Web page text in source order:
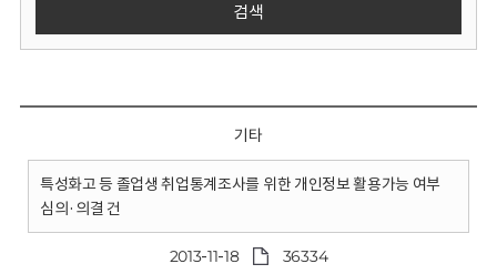
검색
기타
특성화고 등 졸업생 취업통계조사를 위한 개인정보 활용가능 여부
심의·의결 건
2013-11-18 36334